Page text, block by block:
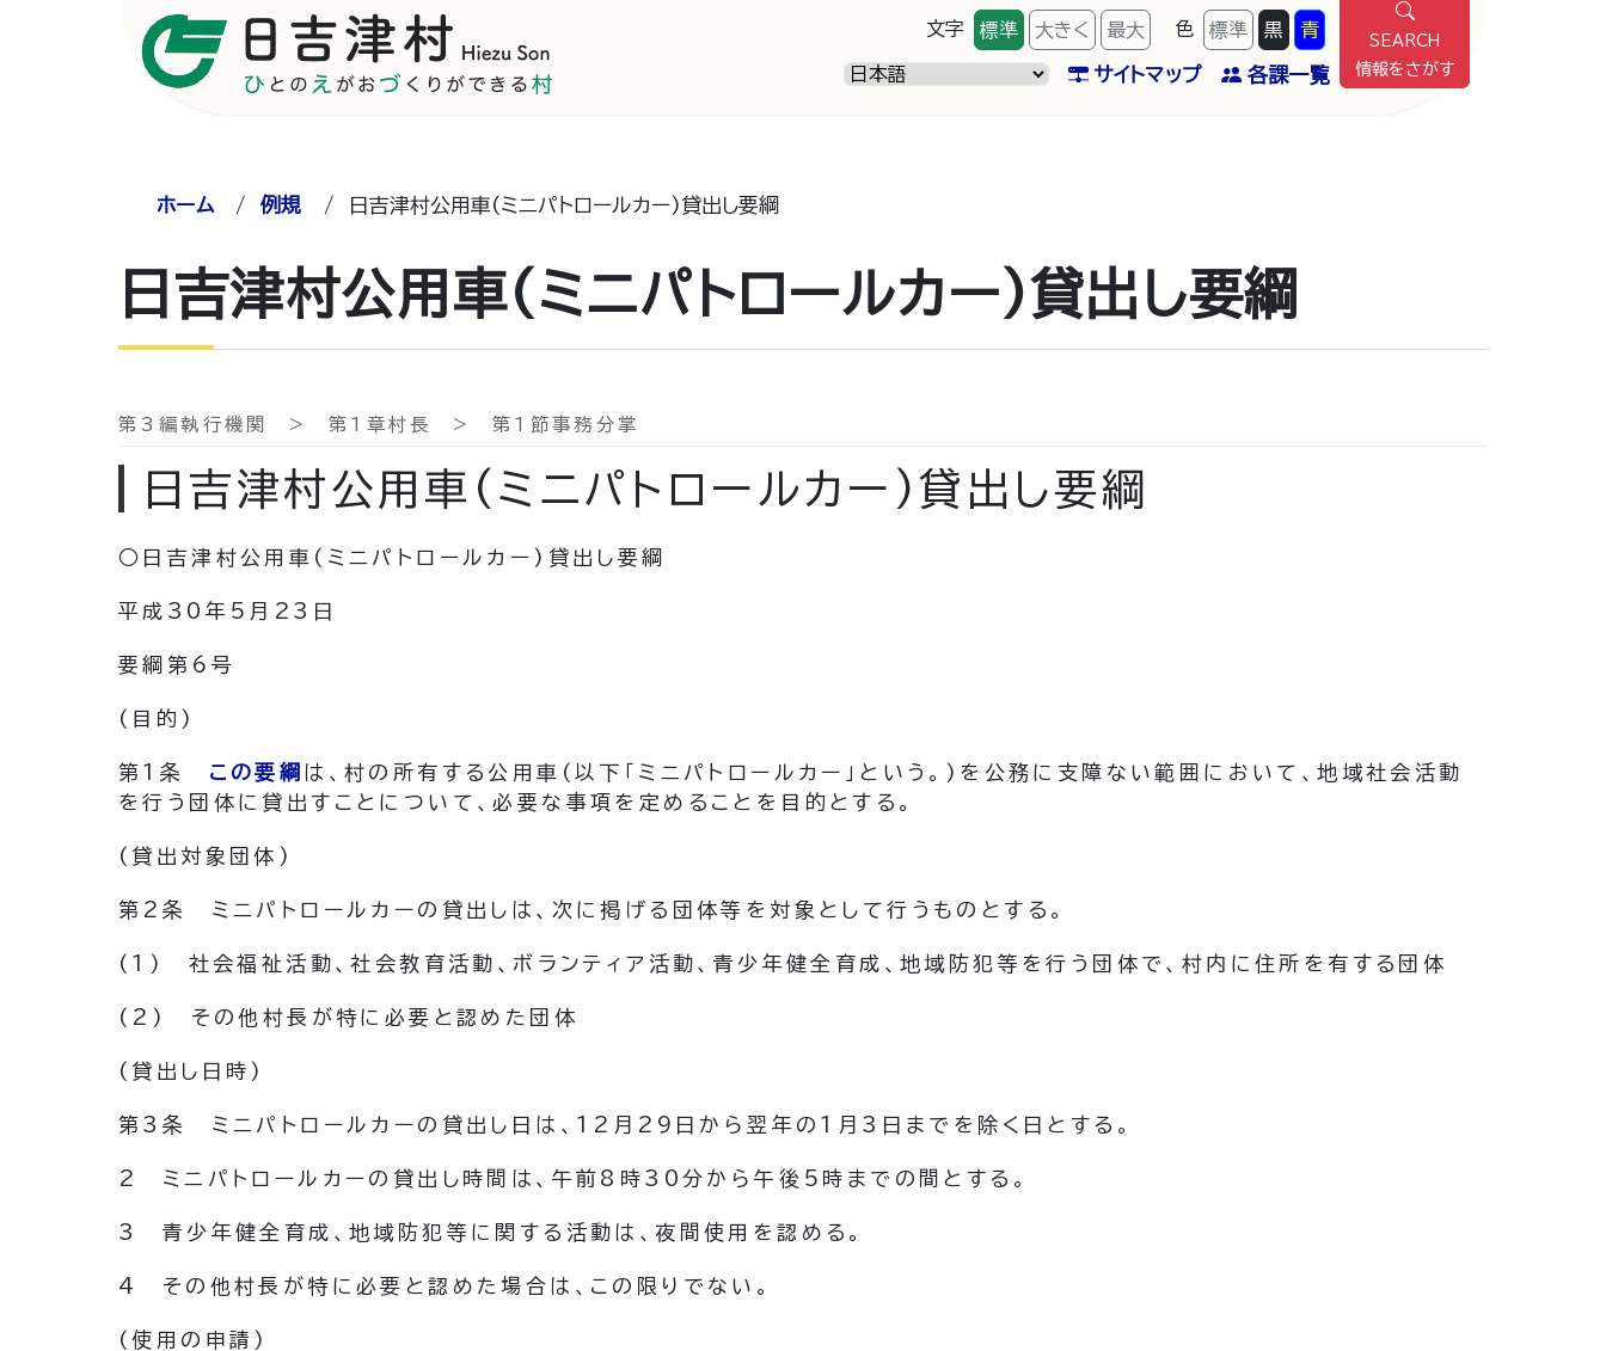
文字 標準 大きく 最大 色 標準 黒 青
サイトマップ 各課一覧
SEARCH
情報をさがす
ホーム /例規 / 日吉津村公用車(ミニパトロールカー)貸出し要綱
日吉津村公用車(ミニパトロールカー)貸出し要綱
第3編執行機関 > 第1章村長 > 第1節事務分掌
日吉津村公用車(ミニパトロールカー)貸出し要綱
○日吉津村公用車(ミニパトロールカー)貸出し要綱
平成30年5月23日
要綱第6号
(目的)
第1条 この要綱 は、村の所有する公用車 (以下「ミニパトロールカー」という。) を公務に支障ない範囲において、地域社会活動
を行う団体に貸出すことについて、必要な事項を定めることを目的とする。
(貸出対象団体)
第2条 ミニパトロールカーの貸出しは、次に掲げる団体等を対象として行うものとする。
(1) 社会福祉活動、社会教育活動、ボランティア活動、青少年健全育成、地域防犯等を行う団体で、村内に住所を有する団体
(2) その他村長が特に必要と認めた団体
(貸出し日時)
第3条 ミニパトロールカーの貸出し日は、12月29日から翌年の1月3日までを除く日とする。
2 ミニパトロールカーの貸出し時間は、午前8時30分から午後5時までの間とする。
3 青少年健全育成、地域防犯等に関する活動は、夜間使用を認める。
4 その他村長が特に必要と認めた場合は、この限りでない。
(使用の申請)